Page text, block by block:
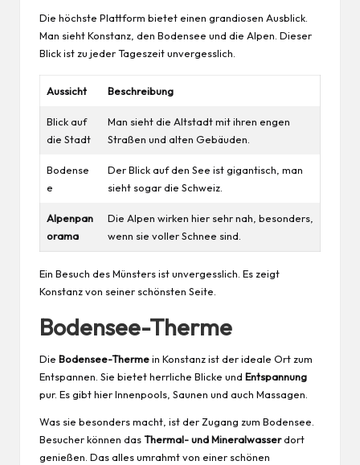
Die höchste Plattform bietet einen grandiosen Ausblick.
Man sieht Konstanz, den Bodensee und die Alpen. Dieser
Blick ist zu jeder Tageszeit unvergesslich.
Aussicht Beschreibung
Blick auf
die Stadt
Man sieht die Altstadt mit ihren engen
Straßen und alten Gebäuden.
Bodense
e
Der Blick auf den See ist gigantisch, man
sieht sogar die Schweiz.
Alpenpan
orama
Die Alpen wirken hier sehr nah, besonders,
wenn sie voller Schnee sind.
Ein Besuch des Münsters ist unvergesslich. Es zeigt
Konstanz von seiner schönsten Seite.
Bodensee-Therme
Die Bodensee-Thermein Konstanz ist der ideale Ort zum
Entspannen. Sie bietet herrliche Blicke und Entspannung
pur. Es gibt hier Innenpools, Saunen und auch Massagen.
Was sie besonders macht, ist der Zugang zum Bodensee.
Besucher können dasThermal- und Mineralwasserdort
genießen. Das alles umrahmt von einer schönen